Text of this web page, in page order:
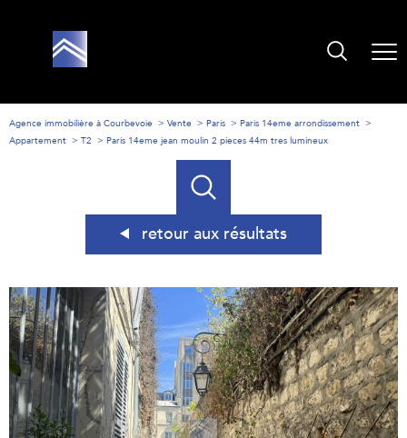
Agence immobilière à Courbevoie Vente Paris
Paris 14eme arrondissement
Appartement
T2 Paris 14eme jean moulin 2 pieces 44m tres lumineux
retour aux résultats